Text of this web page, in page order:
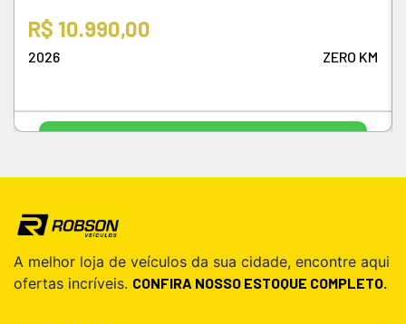
R$ 10.990,00
2026 ZERO KM
WHATSAPP
A melhor loja de veículos da sua cidade, encontre aqui
ofertas incríveis. CONFIRA NOSSO ESTOQUE COMPLETO.